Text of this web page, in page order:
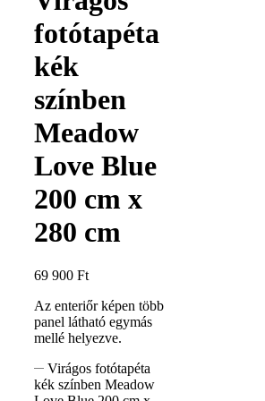
fotótapéta
kék
színben
Meadow
Love Blue
200 cm x
280 cm
69 900 Ft
Az enteriőr képen több
panel látható egymás
mellé helyezve.
Virágos fotótapéta
kék színben Meadow